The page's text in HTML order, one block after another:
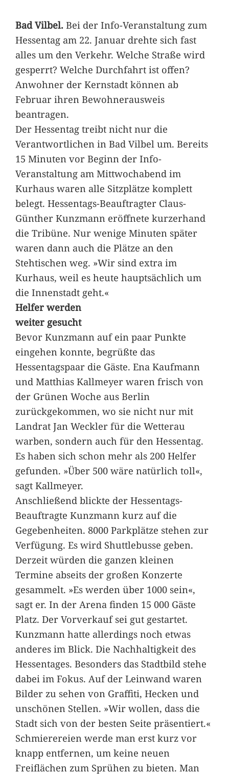
Bad Vilbel.Bei der Info-Veranstaltung zum
Hessentag am 22. Januar drehte sich fast
alles um den Verkehr. Welche Straße wird
gesperrt? Welche Durchfahrt ist offen?
Anwohner der Kernstadt können ab
Februar ihren Bewohnerausweis
beantragen.
Der Hessentag treibt nicht nur die
Verantwortlichen in Bad Vilbel um. Bereits
15 Minuten vor Beginn der Info-
Veranstaltung am Mittwochabend im
Kurhaus waren alle Sitzplätze komplett
belegt. Hessentags-Beauftragter Claus-
Günther Kunzmann eröffnete kurzerhand
die Tribüne. Nur wenige Minuten später
waren dann auch die Plätze an den
Stehtischen weg. »Wir sind extra im
Kurhaus, weil es heute hauptsächlich um
die Innenstadt geht.«
Helfer werden
weiter gesucht
Bevor Kunzmann auf ein paar Punkte
eingehen konnte, begrüßte das
Hessentagspaar die Gäste. Ena Kaufmann
und Matthias Kallmeyer waren frisch von
der Grünen Woche aus Berlin
zurückgekommen, wo sie nicht nur mit
Landrat Jan Weckler für die Wetterau
warben, sondern auch für den Hessentag.
Es haben sich schon mehr als 200 Helfer
gefunden. »Über 500 wäre natürlich toll«,
sagt Kallmeyer.
Anschließend blickte der Hessentags-
Beauftragte Kunzmann kurz auf die
Gegebenheiten. 8000 Parkplätze stehen zur
Verfügung. Es wird Shuttlebusse geben.
Derzeit würden die ganzen kleinen
Termine abseits der großen Konzerte
gesammelt. »Es werden über 1000 sein«,
sagt er. In der Arena finden 15 000 Gäste
Platz. Der Vorverkauf sei gut gestartet.
Kunzmann hatte allerdings noch etwas
anderes im Blick. Die Nachhaltigkeit des
Hessentages. Besonders das Stadtbild stehe
dabei im Fokus. Auf der Leinwand waren
Bilder zu sehen von Graffiti, Hecken und
unschönen Stellen. »Wir wollen, dass die
Stadt sich von der besten Seite präsentiert.«
Schmierereien werde man erst kurz vor
knapp entfernen, um keine neuen
Freiflächen zum Sprühen zu bieten. Man